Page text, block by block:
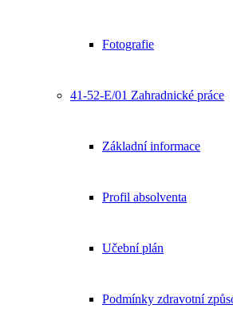
Fotografie
41-52-E/01 Zahradnické práce
Základní informace
Profil absolventa
Učební plán
Podmínky zdravotní